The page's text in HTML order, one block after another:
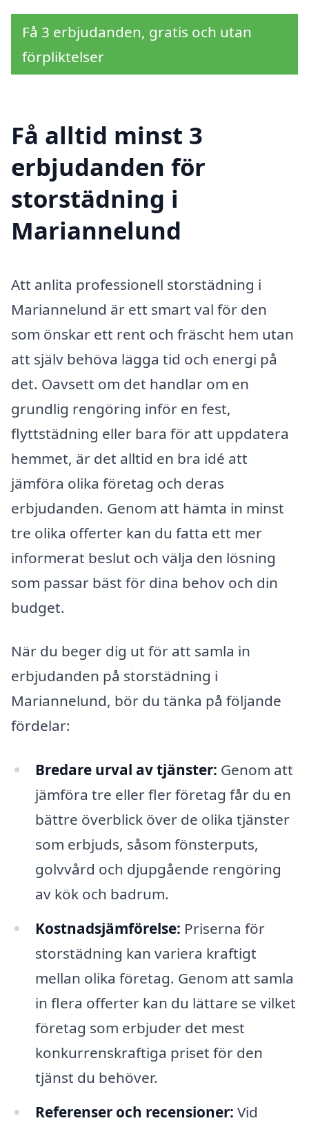
Få 3 erbjudanden, gratis och utan
förpliktelser
Få alltid minst 3
erbjudanden för
storstädning i
Mariannelund
Att anlita professionell storstädning i
Mariannelund är ett smart val för den
som önskar ett rent och fräscht hem utan
att själv behöva lägga tid och energi på
det. Oavsett om det handlar om en
grundlig rengöring inför en fest,
flyttstädning eller bara för att uppdatera
hemmet, är det alltid en bra idé att
jämföra olika företag och deras
erbjudanden. Genom att hämta in minst
tre olika offerter kan du fatta ett mer
informerat beslut och välja den lösning
som passar bäst för dina behov och din
budget.
När du beger dig ut för att samla in
erbjudanden på storstädning i
Mariannelund, bör du tänka på följande
fördelar:
Bredare urval av tjänster: Genom att
jämföra tre eller fler företag får du en
bättre överblick över de olika tjänster
som erbjuds, såsom fönsterputs,
golvvård och djupgående rengöring
av kök och badrum.
Kostnadsjämförelse: Priserna för
storstädning kan variera kraftigt
mellan olika företag. Genom att samla
in flera offerter kan du lättare se vilket
företag som erbjuder det mest
konkurrenskraftiga priset för den
tjänst du behöver.
Referenser och recensioner: Vid